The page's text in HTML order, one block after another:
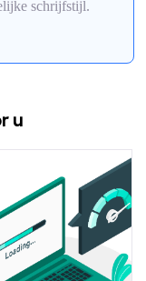
schrijfstijl.
u